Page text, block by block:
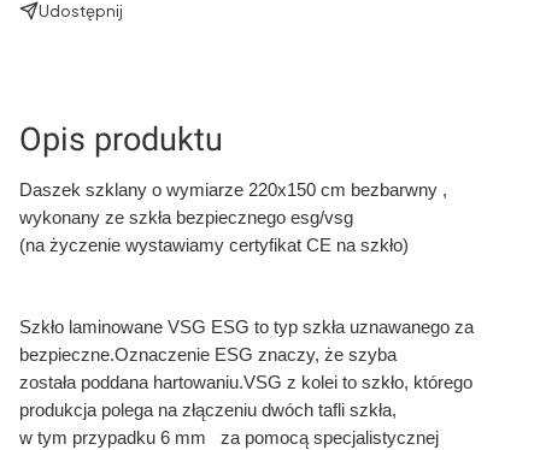
Udostępnij
Opis produktu
Daszek szklany o wymiarze 220x150 cm bezbarwny ,
wykonany ze szkła bezpiecznego esg/vsg
(na życzenie wystawiamy certyfikat CE na szkło)
Szkło laminowane VSG ESG to typ szkła uznawanego za
bezpieczne.Oznaczenie ESG znaczy, że szyba
została poddana hartowaniu.VSG z kolei to szkło, którego
produkcja polega na złączeniu dwóch tafli szkła,
w tym przypadku 6 mm za pomocą specjalistycznej